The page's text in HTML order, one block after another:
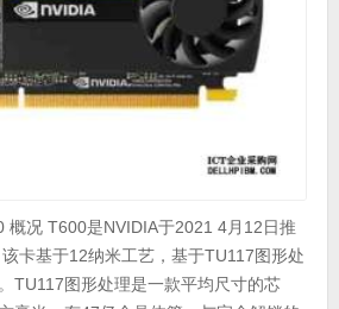
概况 T600是NVIDIA于2021 4月12日推
卡基于12纳米工艺，基于TU117图形处
TU117图形处理是一款平均尺寸的芯